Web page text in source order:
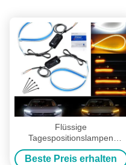
Flüssige
Tagespositionslampen
Stangen-Silikon Drl 45CM
17,7“ Röhrenstreifen Weiß-
Beste Preis erhalten